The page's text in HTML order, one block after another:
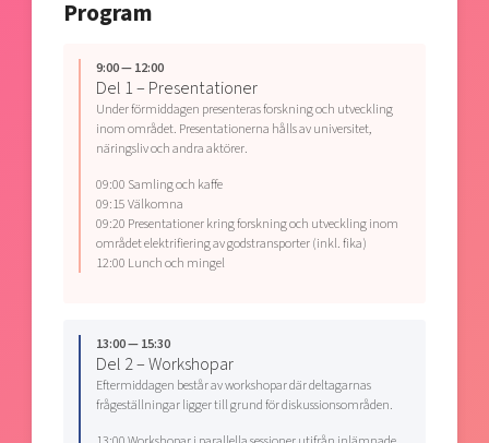
Program
9:00 — 12:00
Del 1 – Presentationer
Under förmiddagen presenteras forskning och utveckling
inom området. Presentationerna hålls av universitet,
näringsliv och andra aktörer.
09:00 Samling och kaffe
09:15 Välkomna
09:20 Presentationer kring forskning och utveckling inom
området elektrifiering av godstransporter (inkl. fika)
12:00 Lunch och mingel
13:00 — 15:30
Del 2 – Workshopar
Eftermiddagen består av workshopar där deltagarnas
frågeställningar ligger till grund för diskussionsområden.